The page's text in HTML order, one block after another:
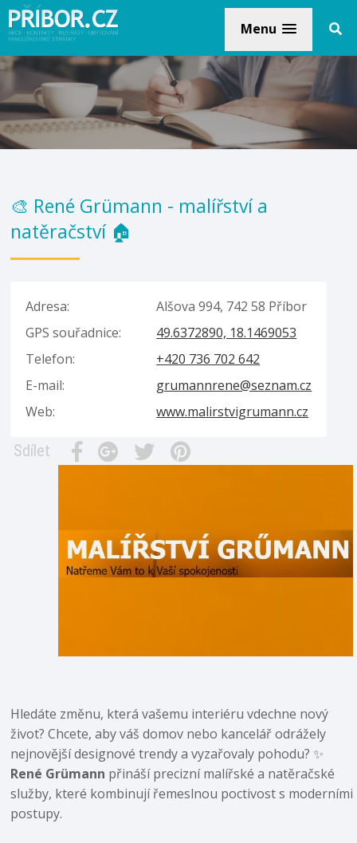
Menu
🎨 René Grümann - malířství a
natěračství 🏠
Adresa:
Alšova 994, 742 58 Příbor
GPS souřadnice:
49.6372890, 18.1469053
Telefon:
+420 736 702 642
E-mail:
grumannrene@seznam.cz
Web:
www.malirstvigrumann.cz
Sdílet
Hledáte změnu, která vašemu interiéru vdechne nový
život? Chcete, aby váš domov nebo kancelář odrážely
nejnovější designové trendy a vyzařovaly pohodu? ✨
René Grümann přináší precizní malířské a natěračské
služby, které kombinují řemeslnou poctivost s moderními
postupy.